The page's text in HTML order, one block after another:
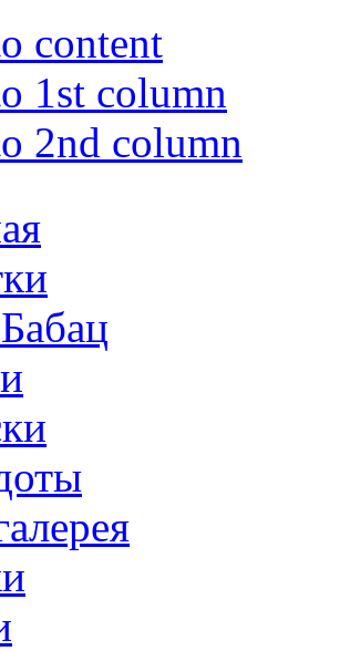
content
1st column
2nd column